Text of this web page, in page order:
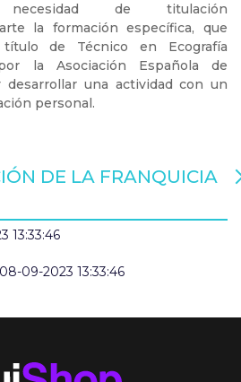
de titulación
la formación específica, que
de Técnico en Ecografía
la Asociación Española de
desarrollar una actividad con un
personal.
DE LA FRANQUICIA
13:33:46
09-2023 13:33:46